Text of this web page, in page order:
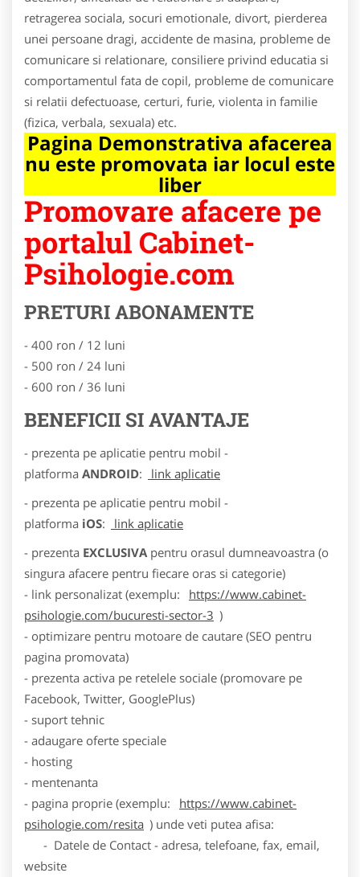
retragerea sociala, socuri emotionale, divort, pierderea
unei persoane dragi, accidente de masina, probleme de
comunicare si relationare, consiliere privind educatia si
comportamentul fata de copil, probleme de comunicare
si relatii defectuoase, certuri, furie, violenta in familie
(fizica, verbala, sexuala) etc.
Pagina Demonstrativa afacerea
nu este promovata iar locul este
liber
Promovare afacere pe
portalul Cabinet-
Psihologie.com
PRETURI ABONAMENTE
- 400 ron / 12 luni
- 500 ron / 24 luni
- 600 ron / 36 luni
BENEFICII SI AVANTAJE
- prezenta pe aplicatie pentru mobil -
platforma ANDROID:
link aplicatie
- prezenta pe aplicatie pentru mobil -
platforma iOS:
link aplicatie
- prezenta EXCLUSIVA pentru orasul dumneavoastra (o
singura afacere pentru fiecare oras si categorie)
- link personalizat (exemplu:
https://www.cabinet-
psihologie.com/bucuresti-sector-3 )
- optimizare pentru motoare de cautare (SEO pentru
pagina promovata)
- prezenta activa pe retelele sociale (promovare pe
Facebook, Twitter, GooglePlus)
- suport tehnic
- adaugare oferte speciale
- hosting
- mentenanta
- pagina proprie (exemplu:
https://www.cabinet-
psihologie.com/resita ) unde veti putea afisa:
- Datele de Contact - adresa, telefoane, fax, email,
website